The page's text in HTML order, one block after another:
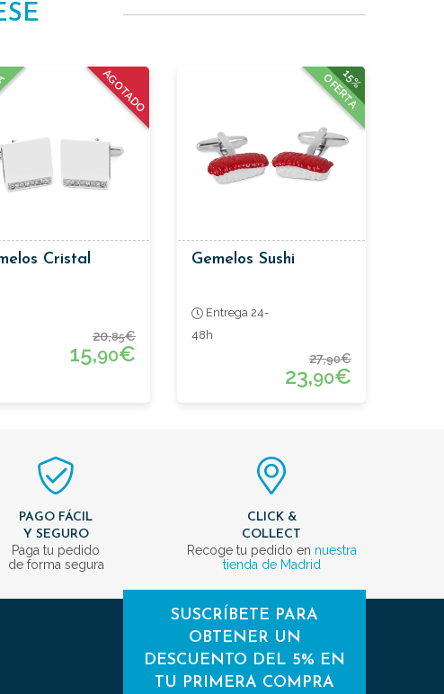
AGOTADO
Cristal
20,85€
15,90€
15%
OFERTA
Gemelos Sushi
Entrega 24-
48h
27,90€
23,90€
PAGO FÁCIL
Y SEGURO
Paga tu pedido
de forma segura
CLICK &
COLLECT
Recoge tu pedido en nuestra
tienda de Madrid
SUSCRÍBETE PARA
OBTENER UN
DESCUENTO DEL 5% EN
TU PRIMERA COMPRA